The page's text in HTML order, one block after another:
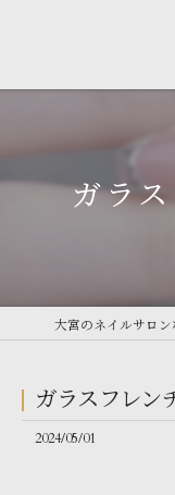
ガラ
ガラスフレン
2024/05/01